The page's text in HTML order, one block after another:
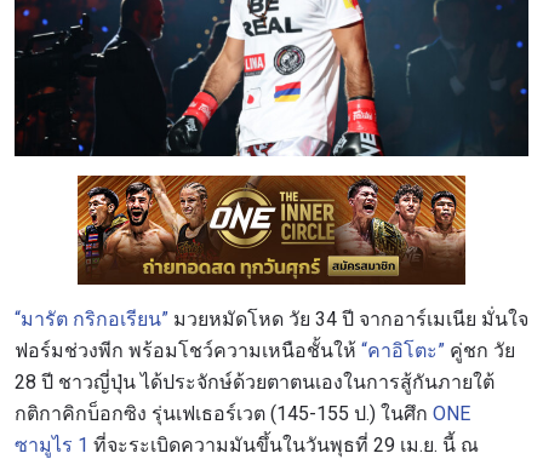
“มารัต กริกอเรียน” มวยหมัดโหด วัย 34 ปี จากอาร์เมเนีย มั่นใจ
ฟอร์มช่วงพีก พร้อมโชว์ความเหนือชั้นให้ “คาอิโตะ” คู่ชก วัย
28 ปี ชาวญี่ปุ่น ได้ประจักษ์ด้วยตาตนเองในการสู้กันภายใต้
กติกาคิกบ็อกซิง รุ่นเฟเธอร์เวต (145-155 ป.) ในศึก ONE
ซามูไร 1 ที่จะระเบิดความมันขึ้นในวันพุธที่ 29 เม.ย. นี้ ณ